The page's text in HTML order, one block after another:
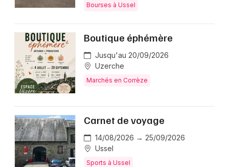
Bourses à Ussel
Boutique éphémère
Jusqu'au 20/09/2026
Uzerche
Marchés en Corrèze
Carnet de voyage
14/08/2026 → 25/09/2026
Ussel
Sports à Ussel